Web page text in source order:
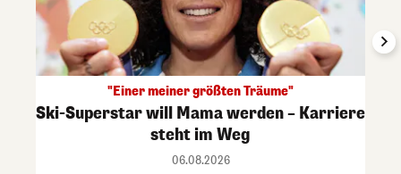
"Einer meiner größten Träume"
Ski-Superstar will Mama werden – Karriere
steht im Weg
06.08.2026